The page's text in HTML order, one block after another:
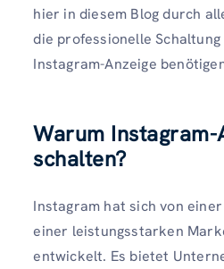
hier in diesem Blog durch
die professionelle
Instagram-Anzeige
Warum Instagram-
schalten?
Instagram hat sich von
einer leistungsstarken
entwickelt. Es bietet